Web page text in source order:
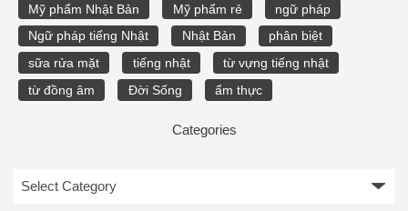
Mỹ phẩm Nhật Bản
Mỹ phẩm rẻ
ngữ pháp
Ngữ pháp tiếng Nhật
Nhật Bản
phân biệt
sữa rửa mặt
tiếng nhật
từ vựng tiếng nhật
từ đồng âm
Đời Sống ẩm thực
Categories